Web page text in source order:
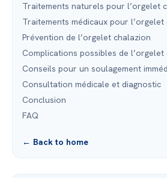
Traitements naturels pour l’orgelet
Traitements médicaux pour l’orgelet
Prévention de l’orgelet chalazion
Complications possibles de l’orgelet
Conseils pour un soulagement
Consultation médicale et diagnostic
Conclusion
FAQ
← Back to home